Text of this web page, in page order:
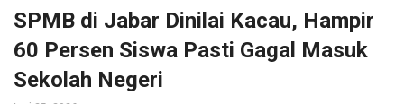
SPMB di Jabar Dinilai Kacau, Hampir
60 Persen Siswa Pasti Gagal Masuk
Sekolah Negeri